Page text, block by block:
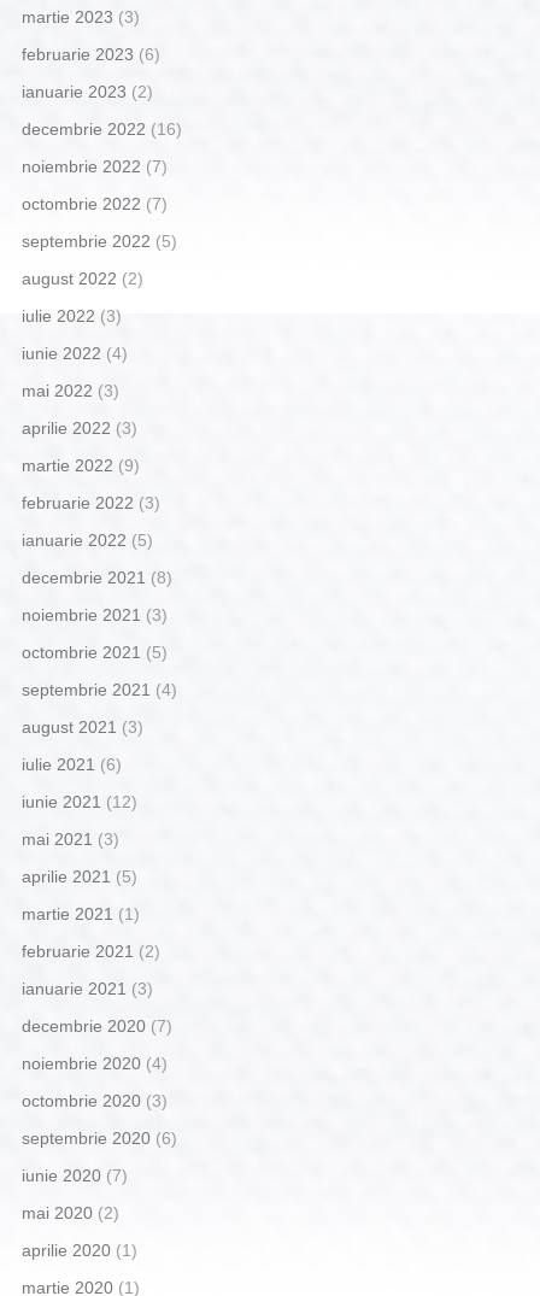
martie 2023 (3)
februarie 2023 (6)
ianuarie 2023 (2)
decembrie 2022 (16)
noiembrie 2022 (7)
octombrie 2022 (7)
septembrie 2022 (5)
august 2022 (2)
iulie 2022 (3)
iunie 2022 (4)
mai 2022 (3)
aprilie 2022 (3)
martie 2022 (9)
februarie 2022 (3)
ianuarie 2022 (5)
decembrie 2021 (8)
noiembrie 2021 (3)
octombrie 2021 (5)
septembrie 2021 (4)
august 2021 (3)
iulie 2021 (6)
iunie 2021 (12)
mai 2021 (3)
aprilie 2021 (5)
martie 2021 (1)
februarie 2021 (2)
ianuarie 2021 (3)
decembrie 2020(7)
noiembrie 2020(4)
octombrie 2020(3)
septembrie 2020(6)
iunie 2020(7)
mai 2020(2)
aprilie 2020(1)
martie 2020(1)